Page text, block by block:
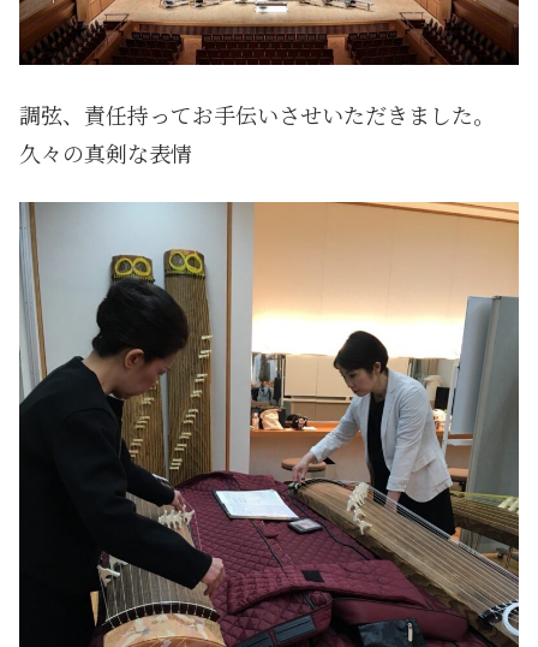
調弦、責任持ってお手伝いさせいただきました。
久々の真剣な表情